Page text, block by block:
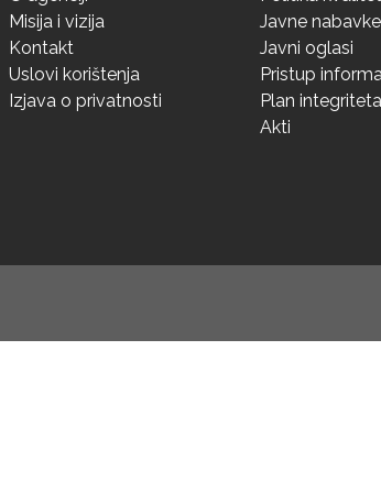
Misija i vizija
Kontakt
Uslovi korištenja
Izjava o privatnosti
Javne nabavke
Javni oglasi
Pristup
Plan integriteta
Akti